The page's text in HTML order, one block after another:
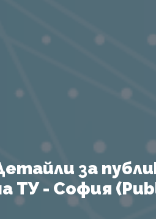
за
ТУ - София